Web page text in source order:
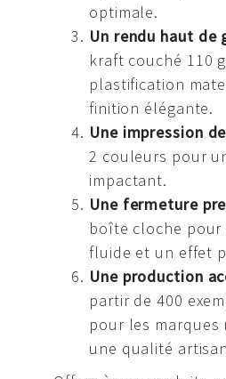
optimale.
Un rendu haut de
kraft couché 110
plastification
finition élégante.
Une impression
2 couleurs pour
impactant.
Une fermeture
boîte cloche
fluide et un effet
Une production
partir de 400
pour les marques
une qualité